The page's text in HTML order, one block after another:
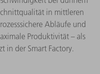
in mittleren
Abläufe und
Produktivität – als
in der Smart Factory.